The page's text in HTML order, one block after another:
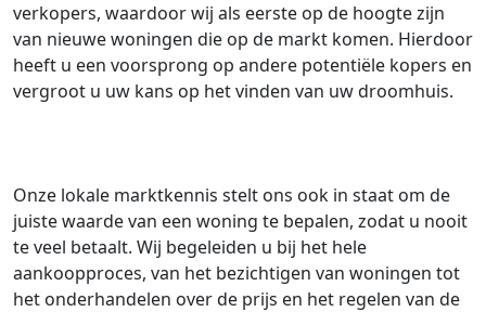
verkopers, waardoor wij als eerste op de hoogte zijn
van nieuwe woningen die op de markt komen. Hierdoor
heeft u een voorsprong op andere potentiële kopers en
vergroot u uw kans op het vinden van uw droomhuis.
Onze lokale marktkennis stelt ons ook in staat om de
juiste waarde van een woning te bepalen, zodat u nooit
te veel betaalt. Wij begeleiden u bij het hele
aankoopproces, van het bezichtigen van woningen tot
het onderhandelen over de prijs en het regelen van de